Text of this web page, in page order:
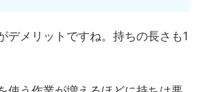
デメリットですね。持ちの長さも1